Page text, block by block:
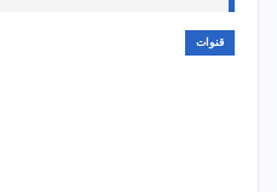
قنوات